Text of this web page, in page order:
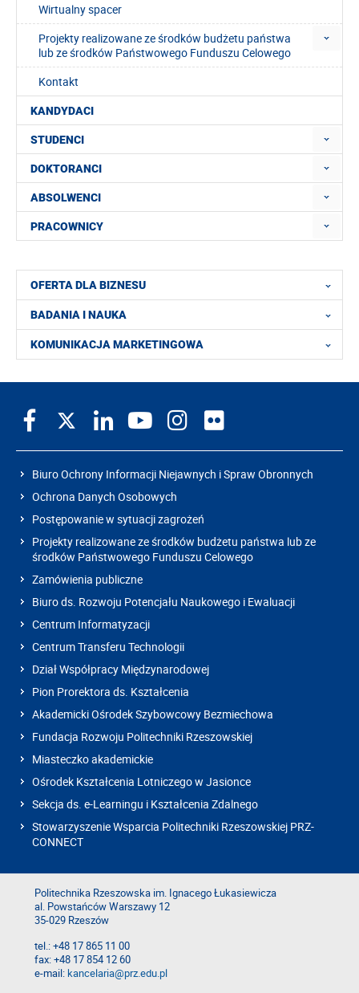
Wirtualny spacer
Projekty realizowane ze środków budżetu państwa
lub ze środków Państwowego Funduszu Celowego
Kontakt
KANDYDACI
STUDENCI
DOKTORANCI
ABSOLWENCI
PRACOWNICY
OFERTA DLA BIZNESU
BADANIA I NAUKA
KOMUNIKACJA MARKETINGOWA
Biuro Ochrony Informacji Niejawnych i Spraw Obronnych
Ochrona Danych Osobowych
Postępowanie w sytuacji zagrożeń
Projekty realizowane ze środków budżetu państwa lub ze
środków Państwowego Funduszu Celowego
Zamówienia publiczne
Biuro ds. Rozwoju Potencjału Naukowego i Ewaluacji
Centrum Informatyzacji
Centrum Transferu Technologii
Dział Współpracy Międzynarodowej
Pion Prorektora ds. Kształcenia
Akademicki Ośrodek Szybowcowy Bezmiechowa
Fundacja Rozwoju Politechniki Rzeszowskiej
Miasteczko akademickie
Ośrodek Kształcenia Lotniczego w Jasionce
Sekcja ds. e-Learningu i Kształcenia Zdalnego
Stowarzyszenie Wsparcia Politechniki Rzeszowskiej PRZ-
CONNECT
Politechnika Rzeszowska im. Ignacego Łukasiewicza
al. Powstańców Warszawy 12
35-029 Rzeszów
tel.: +48 17 865 11 00
fax: +48 17 854 12 60
e-mail:kancelaria@prz.edu.pl